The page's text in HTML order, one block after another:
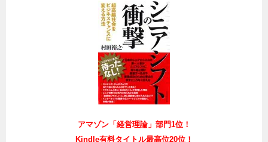
アマゾン「経営理論」部門1位！
Kindle有料タイトル最高位20位！